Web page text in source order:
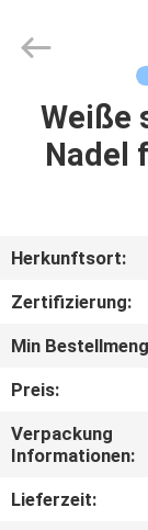
HAUS
VR
SHOW
ÜBER
UNS
FABRIK-
AUSFLUG
Reserved.Weiße
Nadel
Herkunftsort:
Zertifizierung:
Min
Preis:
Verpackung
Informationen:
Lieferzeit: